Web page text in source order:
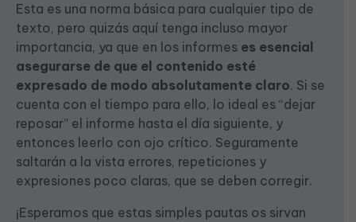
Esta es una norma básica para cualquier tipo de
texto, pero quizás aquí tenga incluso mayor
importancia, ya que en los informes es esencial
asegurarse de que el contenido esté
expresado de modo absolutamente claro. Si se
cuenta con el tiempo para ello, lo ideal es “dejar
reposar” el informe hasta el día siguiente, y
entonces leerlo con ojo crítico. Seguramente
saltarán a la vista errores, repeticiones y
expresiones poco claras, que se deben corregir.
¡Esperamos que estas simples pautas os sirvan